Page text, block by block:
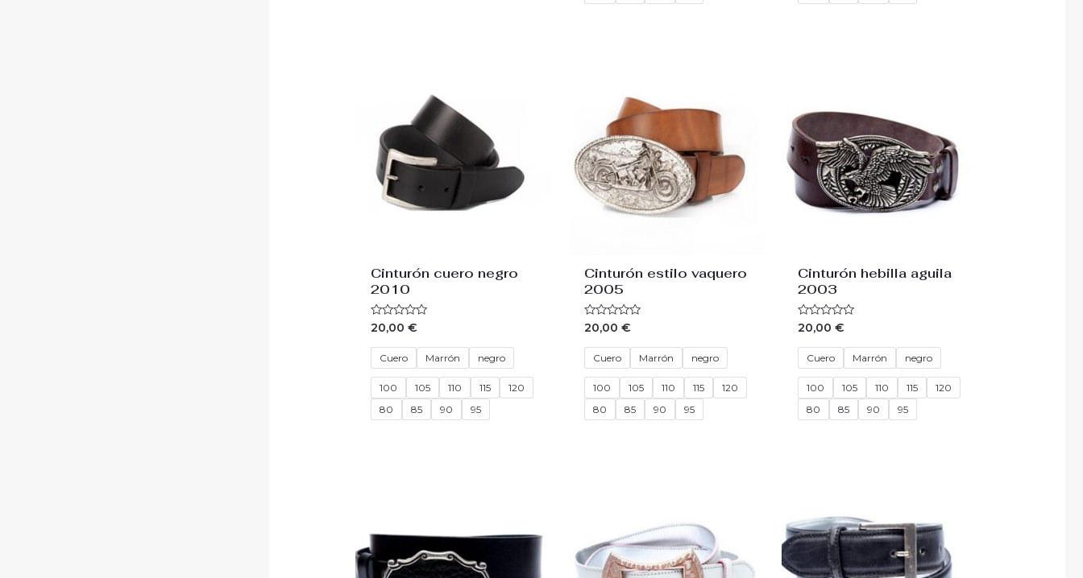
Cinturón cuero negro
2010
Valorado
0
de
5
20,00 €
Cuero Marrón negro
100 105 110 115
120
80
85 90 95
Cinturón estilo vaquero
2005
Valorado
0
de
5
20,00 €
Cuero Marrón negro
100 105 110 115
120
80
85 90 95
Cinturón hebilla aguila
2003
Valorado
0
de
5
20,00 €
Cuero Marrón negro
100 105 110 115
120
80
85 90 95